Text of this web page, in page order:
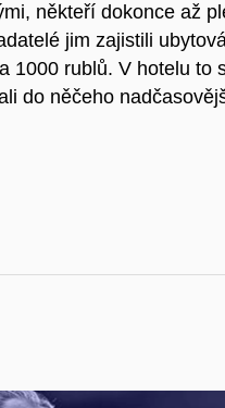
někteří dokonce až
jim zajistili
1000 rublů. V hotelu to
do něčeho